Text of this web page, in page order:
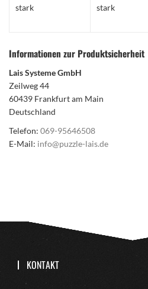
stark
stark
Informationen zur Produktsicherheit
Lais Systeme GmbH
Zeilweg 44
60439 Frankfurt am Main
Deutschland
Telefon: 069-95646508
E-Mail: info@puzzle-lais.de
KONTAKT